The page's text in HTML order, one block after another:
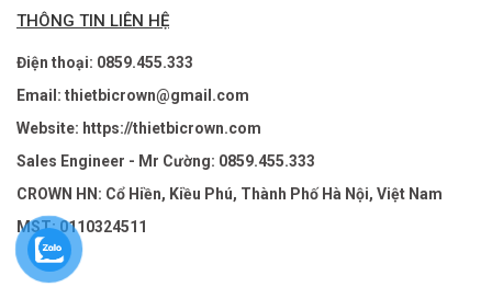
THÔNG TIN LIÊN HỆ
Điện thoại: 0859.455.333
Email: thietbicrown@gmail.com
Website: https://thietbicrown.com
Sales Engineer - Mr Cường: 0859.455.333
CROWN HN: Cổ Hiền, Kiều Phú, Thành Phố Hà Nội, Việt Nam
MST: 0110324511